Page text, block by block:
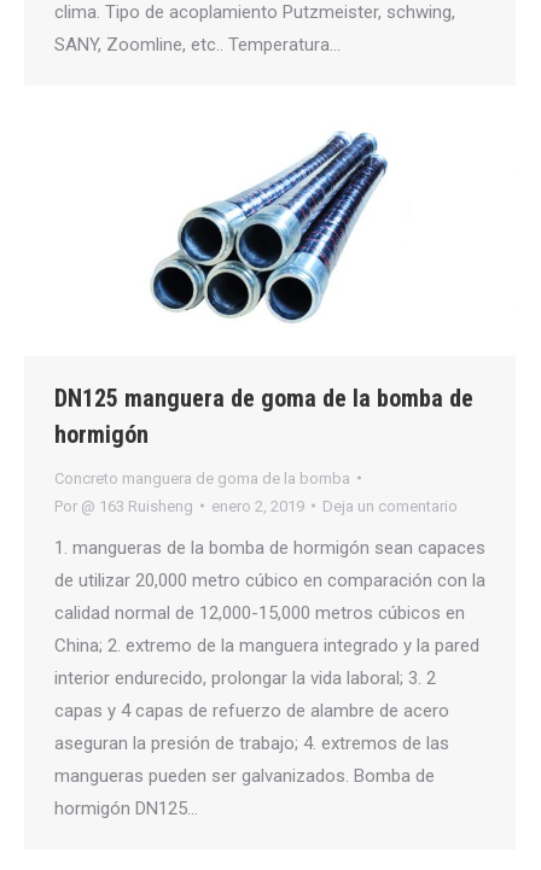
clima. Tipo de acoplamiento Putzmeister, schwing,
SANY, Zoomline, etc.. Temperatura…
DN125 manguera de goma de la bomba de
hormigón
Concreto manguera de goma de la bomba
Por @ 163 Ruisheng enero 2, 2019 Deja un comentario
1. mangueras de la bomba de hormigón sean capaces
de utilizar 20,000 metro cúbico en comparación con la
calidad normal de 12,000-15,000 metros cúbicos en
China; 2. extremo de la manguera integrado y la pared
interior endurecido, prolongar la vida laboral; 3. 2
capas y 4 capas de refuerzo de alambre de acero
aseguran la presión de trabajo; 4. extremos de las
mangueras pueden ser galvanizados. Bomba de
hormigón DN125…